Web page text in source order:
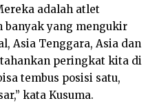
adalah atlet
banyak yang mengukir
Asia Tenggara, Asia dan
peringkat kita di
tembus posisi satu,
kata Kusuma.